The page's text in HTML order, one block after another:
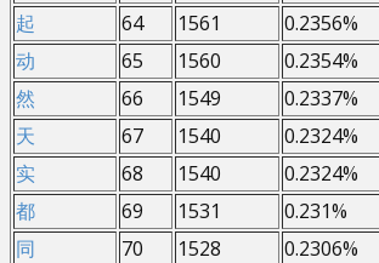
起
64 1561 0.2356%
动
65 1560 0.2354%
然
66 1549 0.2337%
天
67 1540 0.2324%
实
68 1540 0.2324%
都
69 1531 0.231%
同
70 1528 0.2306%